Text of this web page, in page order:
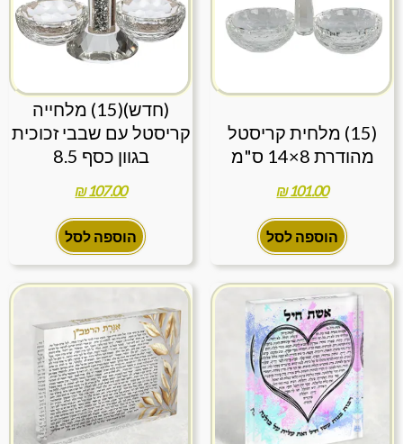
(15) מלחית קריסטל
מהודרת 8×14 ס"מ
₪101.00
הוספה לסל
(חדש)(15) מלחייה
קריסטל עם שבבי זכוכית
בגוון כסף 8.5
₪107.00
הוספה לסל